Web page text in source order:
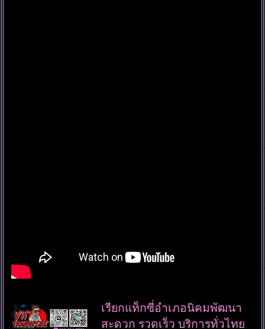
เรียกแท็กซี่อำเภอนิคมพัฒนา
สะดวก รวดเร็ว บริการทั่วไทย